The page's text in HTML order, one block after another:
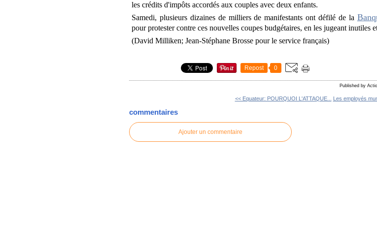
les crédits d'impôts accordés aux couples avec deux enfants.
Samedi, plusieurs dizaines de milliers de manifestants ont défilé de la
pour protester contre ces nouvelles coupes budgétaires, en les jugeant inutiles
(David Milliken; Jean-Stéphane Brosse pour le service français)
Repost 0
Published by
<< Equateur: POURQUOI L'ATTAQUE... Les employés
commentaires
Ajouter un commentaire